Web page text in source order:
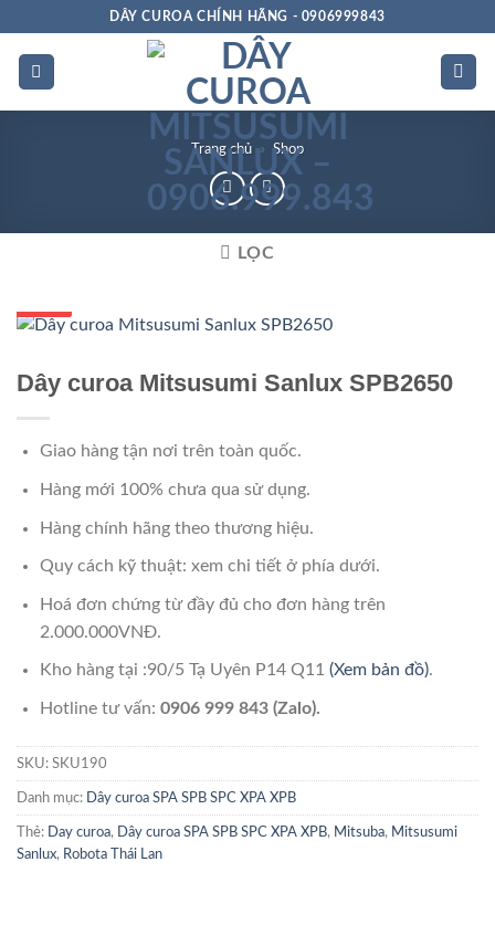
dung
DÂY CUROA CHÍNH HÃNG - 0906999843
Trang chủ » Shop
LỌC
Dây curoa Mitsusumi Sanlux SPB2650
Giao hàng tận nơi trên toàn quốc.
Hàng mới 100% chưa qua sử dụng.
Hàng chính hãng theo thương hiệu.
Quy cách kỹ thuật: xem chi tiết ở phía dưới.
Hoá đơn chứng từ đầy đủ cho đơn hàng trên
2.000.000VNĐ.
Kho hàng tại :90/5 Tạ Uyên P14 Q11 (Xem bản đồ).
Hotline tư vấn: 0906 999 843 (Zalo).
SKU: SKU190
Danh mục: Dây curoa SPA SPB SPC XPA XPB
Thẻ: Day curoa, Dây curoa SPA SPB SPC XPA XPB, Mitsuba, Mitsusumi
Sanlux, Robota Thái Lan